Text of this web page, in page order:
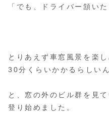
「でも、ドライバー頷い
とりあえず車窓風景を楽
30分くらいかかるらしいん
と、窓の外のビル群を見
登り始めました。